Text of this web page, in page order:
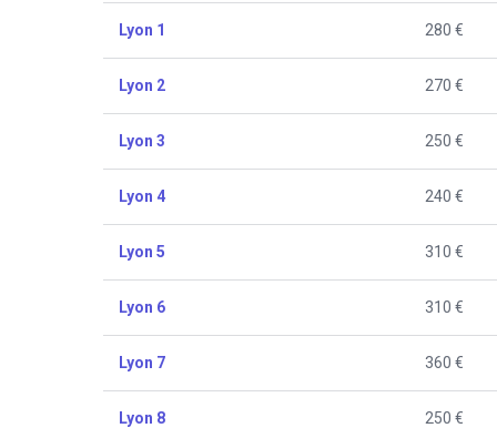
Lyon 1 280 €
Lyon 2 270 €
Lyon 3 250 €
Lyon 4 240 €
Lyon 5 310 €
Lyon 6 310 €
Lyon 7 360 €
Lyon 8 250 €